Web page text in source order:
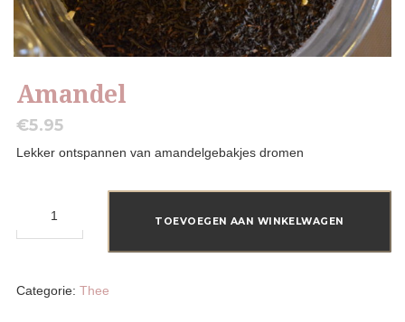
Amandel
€5.95
Lekker ontspannen van amandelgebakjes dromen
TOEVOEGEN AAN WINKELWAGEN
Categorie: Thee